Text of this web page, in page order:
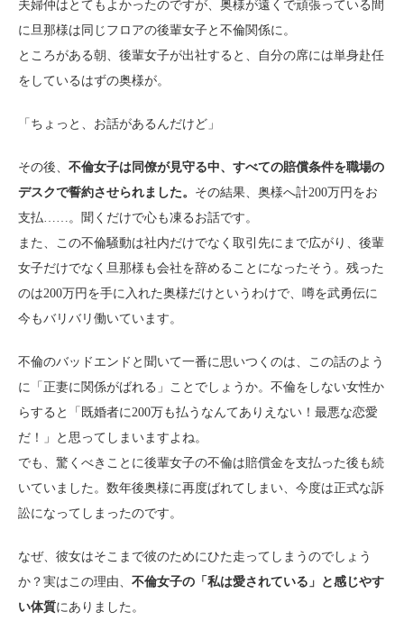
夫婦仲はとてもよかったのですが、奥様が遠くで頑張っている間
に旦那様は同じフロアの後輩女子と不倫関係に。
ところがある朝、後輩女子が出社すると、自分の席には単身赴任
をしているはずの奥様が。
「ちょっと、お話があるんだけど」
その後、 不倫女子は同僚が見守る中、すべての賠償条件を職場の
デスクで誓約させられました。 その結果、奥様へ計200万円をお
支払……。聞くだけで心も凍るお話です。
また、この不倫騒動は社内だけでなく取引先にまで広がり、後輩
女子だけでなく旦那様も会社を辞めることになったそう。残った
のは200万円を手に入れた奥様だけというわけで、噂を武勇伝に
今もバリバリ働いています。
不倫のバッドエンドと聞いて一番に思いつくのは、この話のよう
に「正妻に関係がばれる」ことでしょうか。不倫をしない女性か
らすると「既婚者に200万も払うなんてありえない！最悪な恋愛
だ！」と思ってしまいますよね。
でも、驚くべきことに後輩女子の不倫は賠償金を支払った後も続
いていました。数年後奥様に再度ばれてしまい、今度は正式な訴
訟になってしまったのです。
なぜ、彼女はそこまで彼のためにひた走ってしまうのでしょう
か？実はこの理由、 不倫女子の「私は愛されている」と感じやす
い体質にありました。